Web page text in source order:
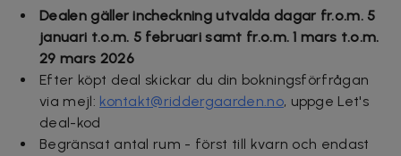
Dealen gäller incheckning utvalda dagar fr.o.m. 5
januari t.o.m. 5 februari samt fr.o.m. 1 mars t.o.m.
29 mars 2026
Efter köpt deal skickar du din bokningsförfrågan
via mejl: kontakt@riddergaarden.no, uppge Let's
deal-kod
Begränsat antal rum - först till kvarn och endast